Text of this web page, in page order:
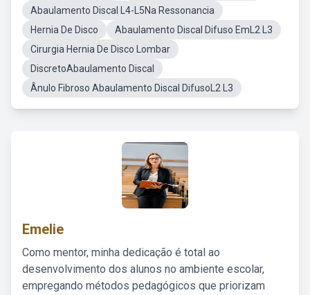
Abaulamento Discal L4-L5Na Ressonancia
Hernia De Disco
Abaulamento Discal Difuso EmL2 L3
Cirurgia Hernia De Disco Lombar
DiscretoAbaulamento Discal
Ânulo Fibroso Abaulamento Discal DifusoL2 L3
Emelie
Como mentor, minha dedicação é total ao
desenvolvimento dos alunos no ambiente escolar,
empregando métodos pedagógicos que priorizam